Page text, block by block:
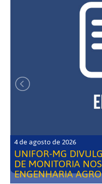
4 de agosto de 2026
UNIFOR-MG
DE MONITORIA
ENGENHARIA